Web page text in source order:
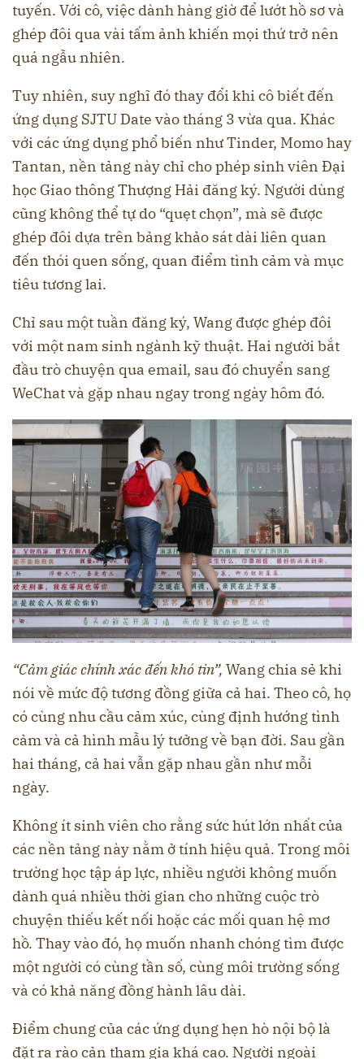
tuyến. Với cô, việc dành hàng giờ để lướt hồ sơ và
ghép đôi qua vài tấm ảnh khiến mọi thứ trở nên
quá ngẫu nhiên.
Tuy nhiên, suy nghĩ đó thay đổi khi cô biết đến
ứng dụng SJTU Date vào tháng 3 vừa qua. Khác
với các ứng dụng phổ biến như Tinder, Momo hay
Tantan, nền tảng này chỉ cho phép sinh viên Đại
học Giao thông Thượng Hải đăng ký. Người dùng
cũng không thể tự do “quẹt chọn”, mà sẽ được
ghép đôi dựa trên bảng khảo sát dài liên quan
đến thói quen sống, quan điểm tình cảm và mục
tiêu tương lai.
Chỉ sau một tuần đăng ký, Wang được ghép đôi
với một nam sinh ngành kỹ thuật. Hai người bắt
đầu trò chuyện qua email, sau đó chuyển sang
WeChat và gặp nhau ngay trong ngày hôm đó.
“Cảm giác chính xác đến khó tin”, Wang chia sẻ khi
nói về mức độ tương đồng giữa cả hai. Theo cô, họ
có cùng nhu cầu cảm xúc, cùng định hướng tình
cảm và cả hình mẫu lý tưởng về bạn đời. Sau gần
hai tháng, cả hai vẫn gặp nhau gần như mỗi
ngày.
Không ít sinh viên cho rằng sức hút lớn nhất của
các nền tảng này nằm ở tính hiệu quả. Trong môi
trường học tập áp lực, nhiều người không muốn
dành quá nhiều thời gian cho những cuộc trò
chuyện thiếu kết nối hoặc các mối quan hệ mơ
hồ. Thay vào đó, họ muốn nhanh chóng tìm được
một người có cùng tần số, cùng môi trường sống
và có khả năng đồng hành lâu dài.
Điểm chung của các ứng dụng hẹn hò nội bộ là
đặt ra rào cản tham gia khá cao. Người ngoài